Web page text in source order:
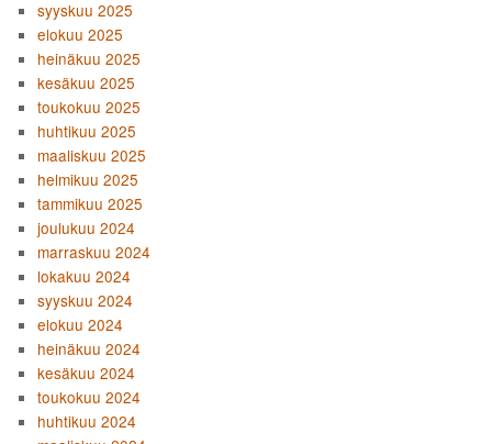
syyskuu 2025
elokuu 2025
heinäkuu 2025
kesäkuu 2025
toukokuu 2025
huhtikuu 2025
maaliskuu 2025
helmikuu 2025
tammikuu 2025
joulukuu 2024
marraskuu 2024
lokakuu 2024
syyskuu 2024
elokuu 2024
heinäkuu 2024
kesäkuu 2024
toukokuu 2024
huhtikuu 2024